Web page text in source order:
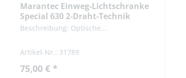
Marantec Einweg-Lichtschranke
Special 630 2-Draht-Technik
Beschreibung: Optische...
Artikel-Nr.: 31789
75,00 € *